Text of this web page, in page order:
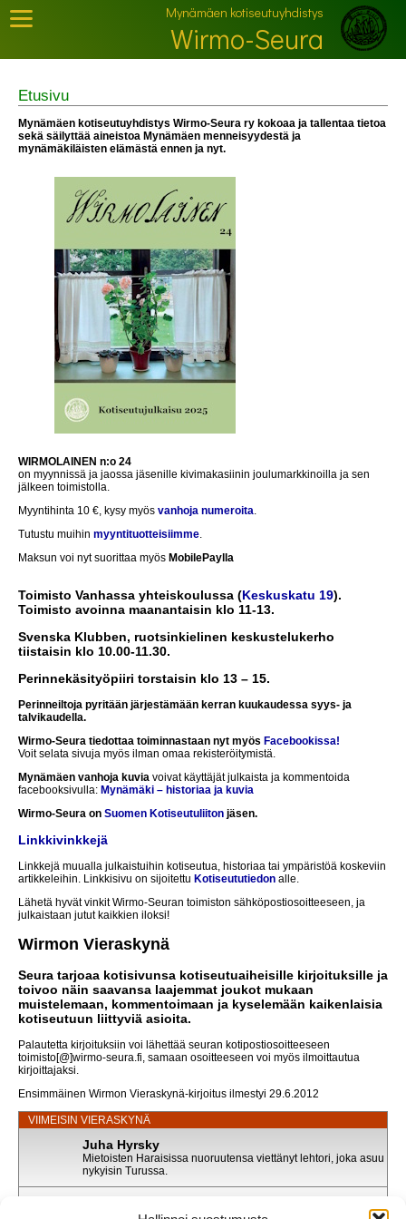
Mynämäen kotiseutuyhdistys
Wirmo-Seura
Etusivu
Mynämäen kotiseutuyhdistys Wirmo-Seura ry kokoaa ja tallentaa tietoa
sekä säilyttää aineistoa Mynämäen menneisyydestä ja
mynämäkiläisten elämästä ennen ja nyt.
WIRMOLAINEN n:o 24
on myynnissä ja jaossa jäsenille kivimakasiinin joulumarkkinoilla ja sen
jälkeen toimistolla.
Myyntihinta 10 €, kysy myös vanhoja numeroita.
Tutustu muihin myyntituotteisiimme.
Maksun voi nyt suorittaa myös MobilePaylla
Toimisto Vanhassa yhteiskoulussa (Keskuskatu 19).
Toimisto avoinna maanantaisin klo 11-13.
Svenska Klubben, ruotsinkielinen keskustelukerho
tiistaisin klo 10.00-11.30.
Perinnekäsityöpiiri torstaisin klo 13 – 15.
Perinneiltoja pyritään järjestämään kerran kuukaudessa syys- ja
talvikaudella.
Wirmo-Seura tiedottaa toiminnastaan nyt myös Facebookissa!
Voit selata sivuja myös ilman omaa rekisteröitymistä.
Mynämäen vanhoja kuvia voivat käyttäjät julkaista ja kommentoida
facebooksivulla: Mynämäki – historiaa ja kuvia
Wirmo-Seura on Suomen Kotiseutuliiton jäsen.
Linkkivinkkejä
Linkkejä muualla julkaistuihin kotiseutua, historiaa tai ympäristöä koskeviin
artikkeleihin. Linkkisivu on sijoitettu Kotiseututiedon alle.
Lähetä hyvät vinkit Wirmo-Seuran toimiston sähköpostiosoitteeseen, ja
julkaistaan jutut kaikkien iloksi!
Wirmon Vieraskynä
Seura tarjoaa kotisivunsa kotiseutuaiheisille kirjoituksille ja
toivoo näin saavansa laajemmat joukot mukaan
muistelemaan, kommentoimaan ja kyselemään kaikenlaisia
kotiseutuun liittyviä asioita.
Palautetta kirjoituksiin voi lähettää seuran kotipostiosoitteeseen
toimisto[@]wirmo-seura.fi, samaan osoitteeseen voi myös ilmoittautua
kirjoittajaksi.
Ensimmäinen Wirmon Vieraskynä-kirjoitus ilmestyi 29.6.2012
VIIMEISIN VIERASKYNÄ
Juha Hyrsky
Mietoisten Haraisissa nuoruutensa viettänyt lehtori, joka asuu
nykyisin Turussa.